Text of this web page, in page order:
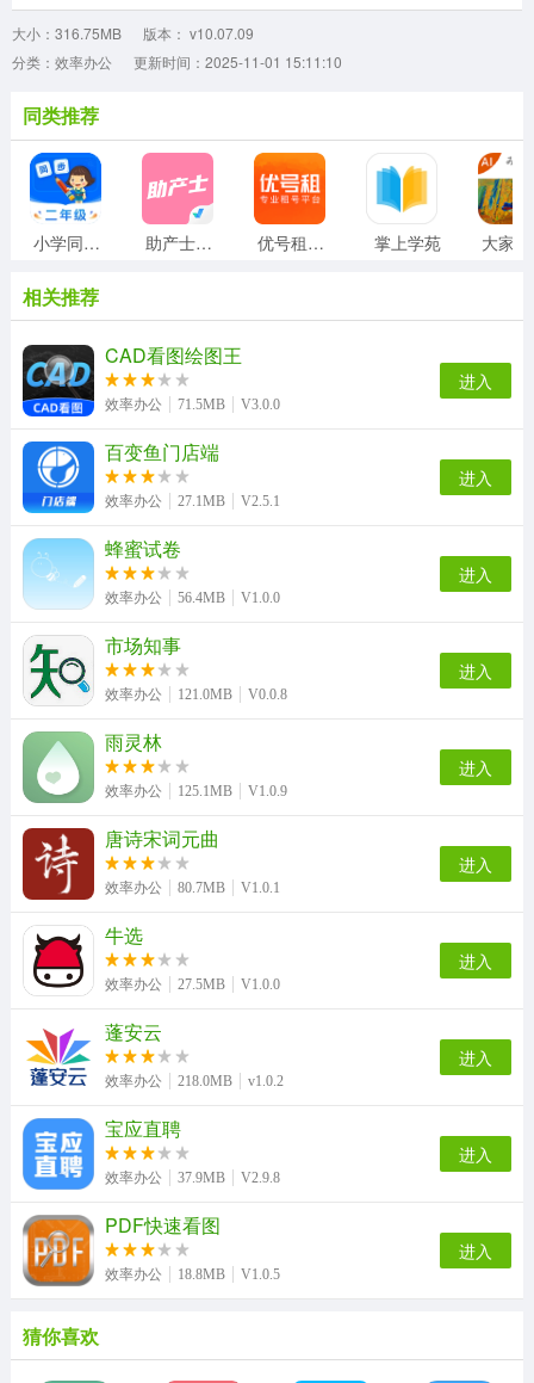
大小：316.75MB
版本： v10.07.09
分类：效率办公
更新时间：2025-11-01 15:11:10
同类推荐
小学同步二年级 助产士考试聚题库 优号租安装 掌上学苑
相关推荐
CAD看图绘图王
效率办公 71.5MB V3.0.0
进入
百变鱼门店端
效率办公 27.1MB V2.5.1
进入
蜂蜜试卷
效率办公 56.4MB V1.0.0
进入
市场知事
效率办公 121.0MB V0.0.8
进入
雨灵林
效率办公 125.1MB V1.0.9
进入
唐诗宋词元曲
效率办公 80.7MB V1.0.1
进入
牛选
效率办公 27.5MB V1.0.0
进入
蓬安云
效率办公 218.0MB v1.0.2
进入
宝应直聘
效率办公 37.9MB V2.9.8
进入
PDF快速看图
效率办公 18.8MB V1.0.5
进入
猜你喜欢